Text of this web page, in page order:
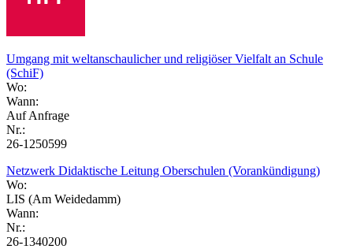
Umgang mit weltanschaulicher und religiöser Vielfalt an Schule
(SchiF)
Wo:
Wann:
Auf Anfrage
Nr.:
26-1250599
Netzwerk Didaktische Leitung Oberschulen (Vorankündigung)
Wo:
LIS (Am Weidedamm)
Wann:
Nr.:
26-1340200